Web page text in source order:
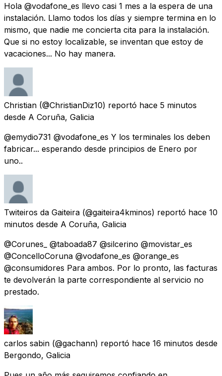
Hola @vodafone_es llevo casi 1 mes a la espera de una
instalación. Llamo todos los días y siempre termina en lo
mismo, que nadie me concierta cita para la instalación.
Que si no estoy localizable, se inventan que estoy de
vacaciones... No hay manera.
Christian (@ChristianDiz10) reportó hace 5 minutos
desde A Coruña, Galicia
@emydio731 @vodafone_es Y los terminales los deben
fabricar... esperando desde principios de Enero por
uno..
Twiteiros da Gaiteira (@gaiteira4kminos) reportó hace 10
minutos desde A Coruña, Galicia
@Corunes_ @taboada87 @silcerino @movistar_es
@ConcelloCoruna @vodafone_es @orange_es
@consumidores Para ambos. Por lo pronto, las facturas
te devolverán la parte correspondiente al servicio no
prestado.
carlos sabin (@gachann) reportó hace 16 minutos desde
Bergondo, Galicia